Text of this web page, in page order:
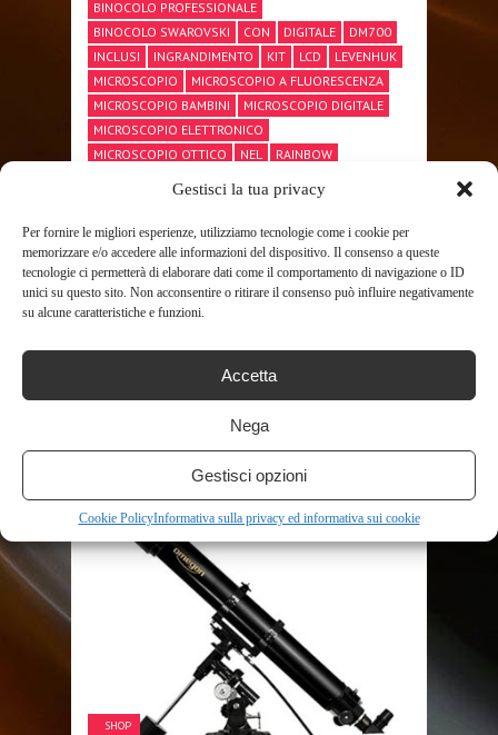
Gestisci la tua privacy
Per fornire le migliori esperienze, utilizziamo tecnologie come i cookie per
memorizzare e/o accedere alle informazioni del dispositivo. Il consenso a queste
tecnologie ci permetterà di elaborare dati come il comportamento di navigazione o ID
unici su questo sito. Non acconsentire o ritirare il consenso può influire negativamente
su alcune caratteristiche e funzioni.
Accetta
Nega
Gestisci opzioni
Cookie PolicyInformativa sulla privacy ed informativa sui cookie
BINOCOLO PROFESSIONALE
BINOCOLO SWAROVSKI
CON DIGITALE
DM700
INCLUSI
INGRANDIMENTO KIT LCD
LEVENHUK
MICROSCOPIO
MICROSCOPIO A FLUORESCENZA
MICROSCOPIO BAMBINI
MICROSCOPIO DIGITALE
MICROSCOPIO ELETTRONICO
MICROSCOPIO OTTICO
NEL
RAINBOW
TELESCOPIO NEWTONIANO
TELESCOPIO PROFESSIONALE
VETRINI WIRELESS
SHARE THIS POST
RELATED POSTS
SHOP